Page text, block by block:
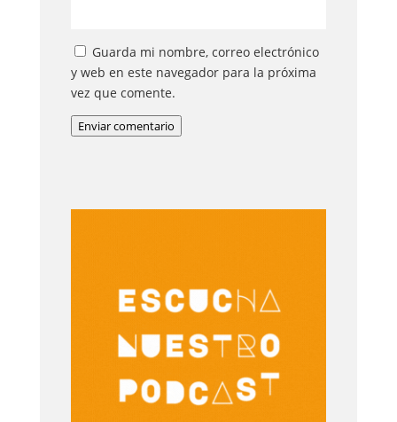
Guarda mi nombre, correo electrónico
y web en este navegador para la próxima
vez que comente.
Enviar comentario